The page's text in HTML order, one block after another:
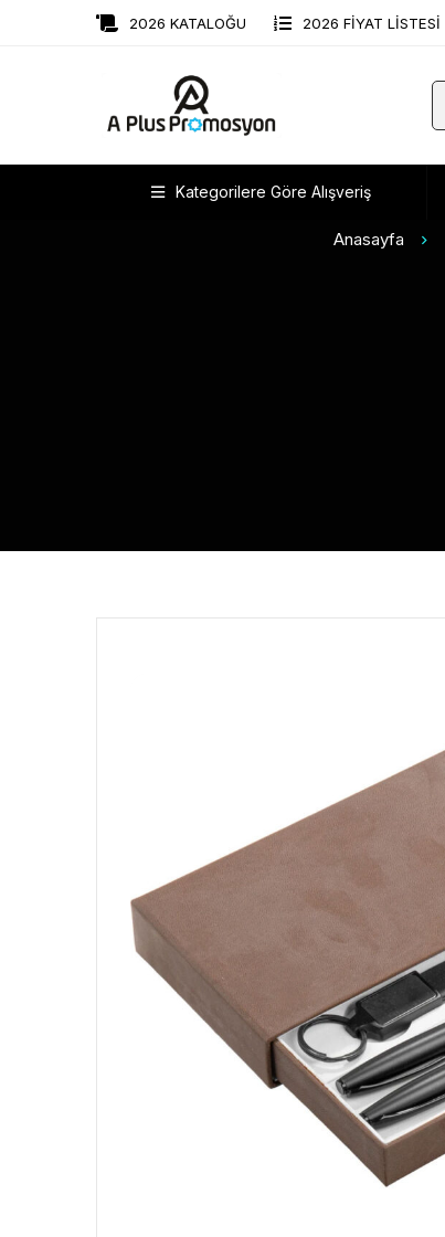
2026 KATALOĞU 2026 FİYAT LİSTESİ
Kategorilere Göre Alışveriş
Anasayfa